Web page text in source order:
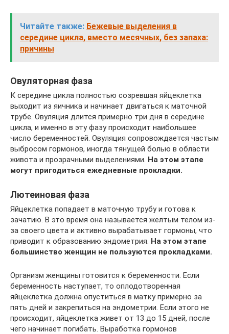
Читайте также: Бежевые выделения в
середине цикла, вместо месячных, без запаха:
причины
Овуляторная фаза
К середине цикла полностью созревшая яйцеклетка
выходит из яичника и начинает двигаться к маточной
трубе. Овуляция длится примерно три дня в середине
цикла, и именно в эту фазу происходит наибольшее
число беременностей. Овуляция сопровождается частым
выбросом гормонов, иногда тянущей болью в области
живота и прозрачными выделениями. На этом этапе
могут пригодиться ежедневные прокладки.
Лютеиновая фаза
Яйцеклетка попадает в маточную трубу и готова к
зачатию. В это время она называется желтым телом из-
за своего цвета и активно вырабатывает гормоны, что
приводит к образованию эндометрия. На этом этапе
большинство женщин не пользуются прокладками.
Организм женщины готовится к беременности. Если
беременность наступает, то оплодотворенная
яйцеклетка должна опуститься в матку примерно за
пять дней и закрепиться на эндометрии. Если этого не
происходит, яйцеклетка живет от 13 до 15 дней, после
чего начинает погибать. Выработка гормонов